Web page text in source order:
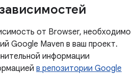
от Browser, необходимо
Google Maven в ваш проект.
информации
в репозитории Google